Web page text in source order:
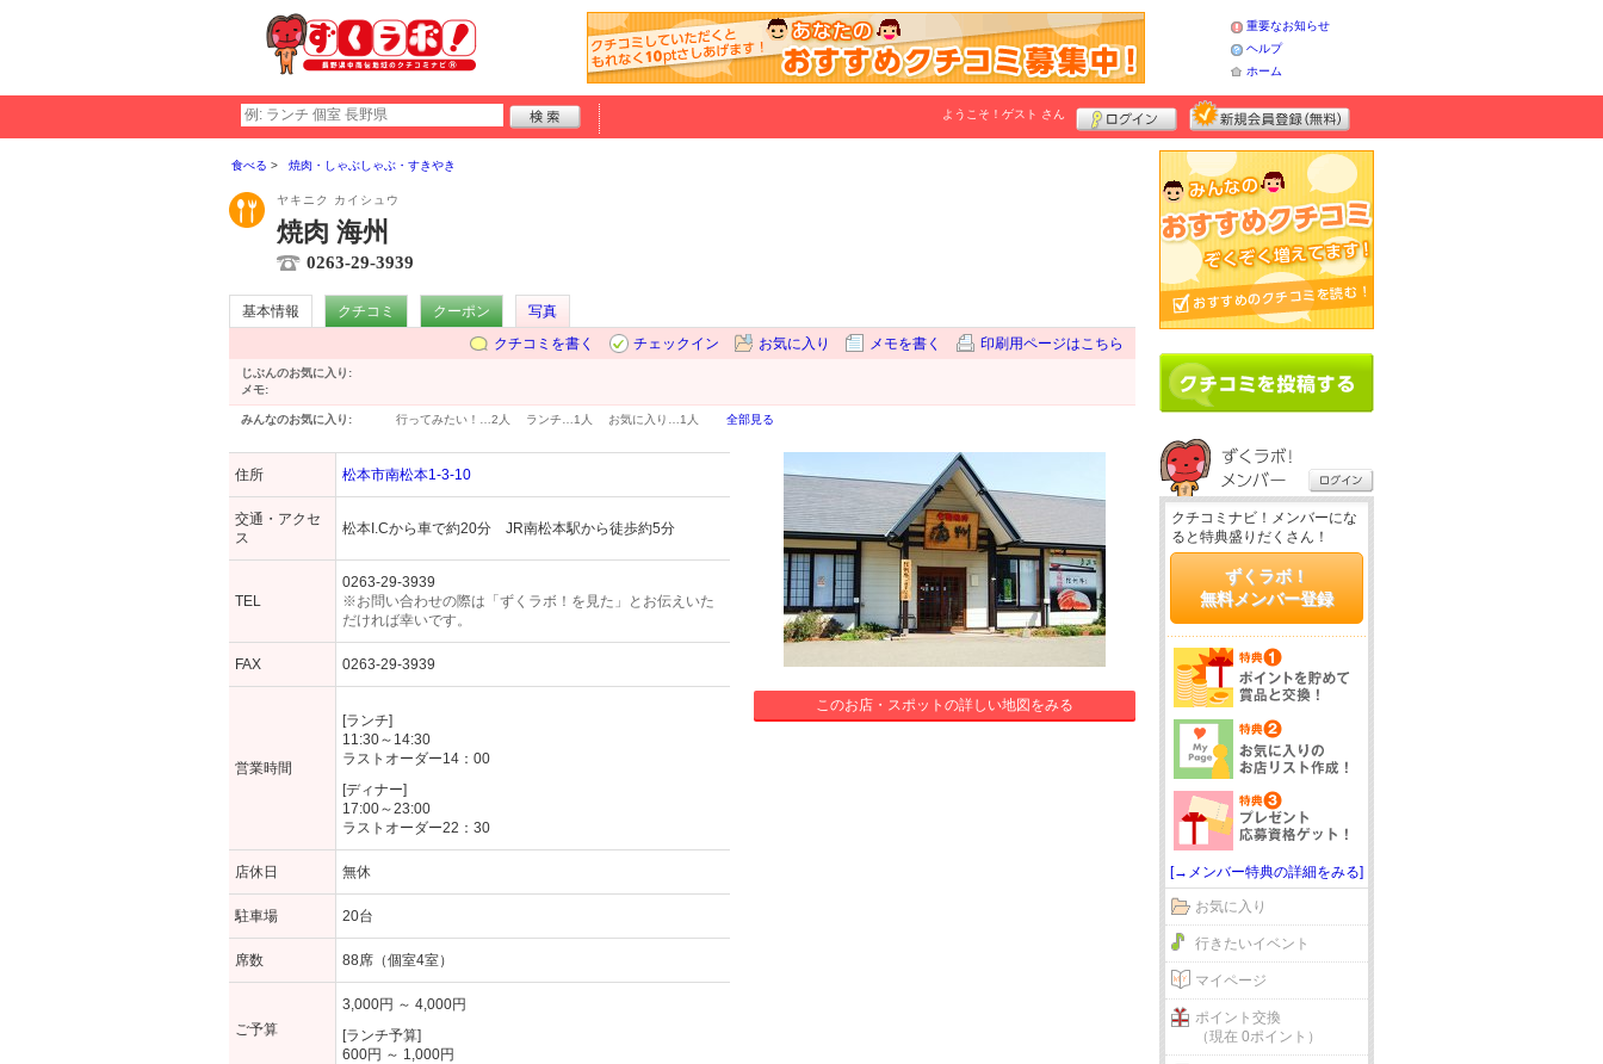
重要なお知らせ
ヘルプ
ホーム
ようこそ！ ゲスト さん
食べる 焼肉・しゃぶしゃぶ・すきやき
ヤキニク カイシュウ
焼肉 海州
0263-29-3939
基本情報 クチコミ クーポン
写真
クチコミを書く
チェックイン お気に入り メモを書く 印刷用ページはこちら
じぶんのお気に入り:
メモ:
みんなのお気に入り: 行ってみたい！… 2人 ランチ… 1人 お気に入り… 1人 全部見る
住所 松本市南松本1-3-10
交通・アクセ
ス
松本I.Cから車で約20分 JR南松本駅から徒歩約5分
TEL
0263-29-3939
※お問い合わせの際は「ずくラボ！を見た」とお伝えいた
だければ幸いです。
FAX 0263-29-3939
営業時間
[ランチ]
11:30～14:30
ラストオーダー14：00
[ディナー]
17:00～23:00
ラストオーダー22：30
店休日 無休
駐車場 20台
席数 88席（個室4室）
ご予算
3,000円 ～ 4,000円
[ランチ予算]
600円 ～ 1,000円
このお店・スポットの詳しい地図をみる
クチコミナビ！メンバーにな
ると特典盛りだくさん！
ずくラボ！
無料メンバー登録
[→メンバー特典の詳細をみる]
お気に入り
行きたいイベント
マイページ
ポイント交換
（現在 0ポイント）